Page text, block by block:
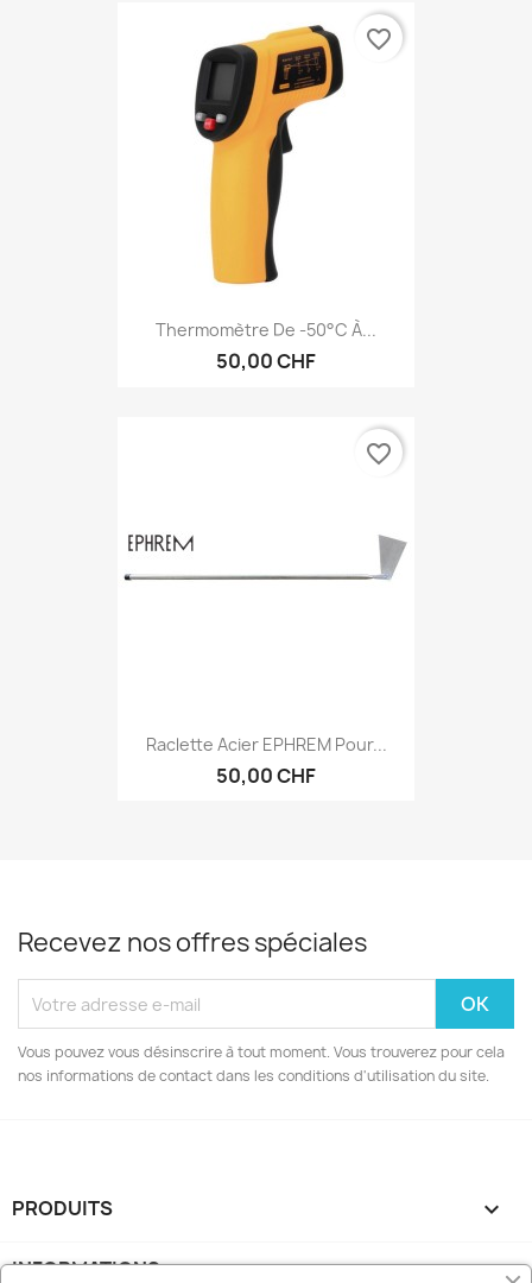
Thermomètre De -50°c À...
50,00 CHF
favorite_border
Raclette Acier EPHREM Pour...
50,00 CHF
favorite_border
Recevez nos offres spéciales
Vous pouvez vous désinscrire à tout moment. Vous trouverez pour cela
nos informations de contact dans les conditions d'utilisation du site.
PRODUITS 
INFORMATIONS 